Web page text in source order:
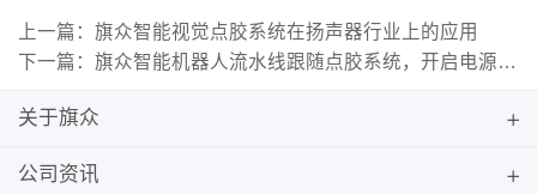
上一篇：旗众智能视觉点胶系统在扬声器行业上的应用
下一篇：旗众智能机器人流水线跟随点胶系统，开启电源线路板点胶新模式
关于旗众
公司资讯